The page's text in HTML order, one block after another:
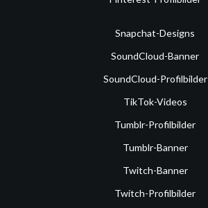
Snapchat-Designs
SoundCloud-Banner
SoundCloud-Profilbilder
TikTok-Videos
Tumblr-Profilbilder
Tumblr-Banner
Twitch-Banner
Twitch-Profilbilder